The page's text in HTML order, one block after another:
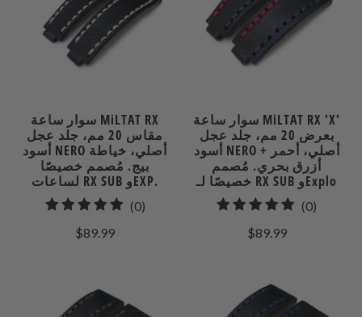
سوار ساعة MiLTAT RX
مقاس 20 مم، جلد عجل
أسود NERO أصلي، خياطة
بيج. مُصمم خصيصًا
لساعات RX SUB وEXP.
(0)0
$89.99
سوار ساعة MiLTAT RX 'X'
بعرض 20 مم، جلد عجل
أسود NERO أصلي، أحمر +
أزرق بحري. مُصمم
خصيصًا لـ RX SUB وExplo
(0)
$89.99